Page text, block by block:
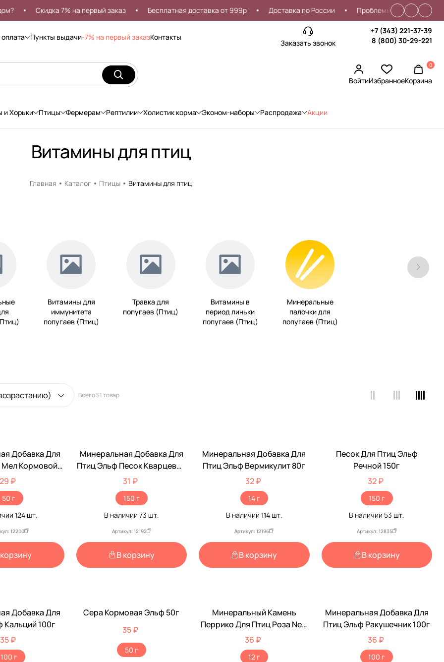
Скидка 7% на первый заказ Бесплатная доставка от 999р Доставка по России Проблемы со входом?
Пункты выдачи-7% на первый заказКонтакты
Заказать звонок
+7 (343) 221-37-39
8 (800) 30-29-221
ВойтиИзбранное
0
Корзина
и Хорьки Птицы Фермерам Рептилии Холистик корма Эконом-наборы Распродажа Акции
Витамины для птиц
Главная Каталог Птицы Витамины для птиц
Витамины для
иммунитета
попугаев (Птиц)
Травка для
попугаев (Птиц)
Витамины в
период линьки
попугаев (Птиц)
Минеральные
палочки для
попугаев (Птиц)
Всего51 товар
Добавка Для
Кормовой
50г
29 ₽
50 г
124 шт.
12200
Минеральная Добавка Для
Птиц Эльф Песок Кварцевый
150г
31 ₽
150 г
В наличии 73 шт.
Артикул: 12192
В корзину
Минеральная Добавка Для
Птиц Эльф Вермикулит 80г
32 ₽
14 г
В наличии 114шт.
Артикул: 12196
В корзину
Песок Для Птиц Эльф
Речной 150г
32 ₽
150 г
В наличии 53 шт.
Артикул: 12835
В корзину
Добавка Для
Кальций 100г
35 ₽
100 г
Сера Кормовая Эльф 50г
35 ₽
50 г
Минеральный Камень
Перрико Для Птиц Роза New
Эльф 12г
36 ₽
12 г
Минеральная Добавка Для
Птиц Эльф Ракушечник 100г
36 ₽
100 г